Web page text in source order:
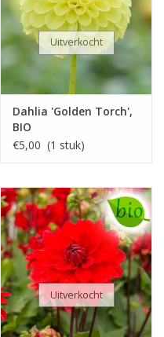
Uitverkocht
Dahlia 'Golden Torch',
BIO
€5,00 (1 stuk)
Uitverkocht